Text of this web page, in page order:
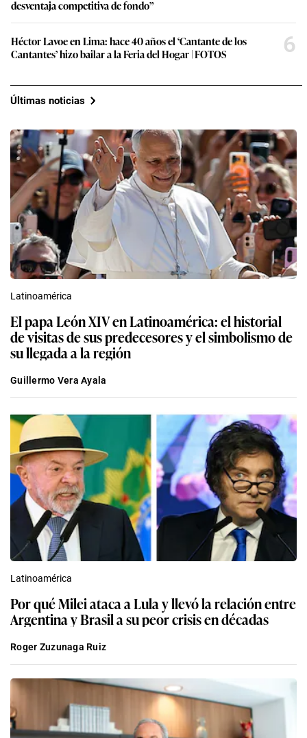
desventaja competitiva de fondo”
Héctor Lavoe en Lima: hace 40 años el ‘Cantante de los
Cantantes’ hizo bailar a la Feria del Hogar | FOTOS
6
Últimas noticias
Latinoamérica
El papa León XIV en Latinoamérica: el historial
de visitas de sus predecesores y el simbolismo de
su llegada a la región
Guillermo Vera Ayala
Latinoamérica
Por qué Milei ataca a Lula y llevó la relación entre
Argentina y Brasil a su peor crisis en décadas
Roger Zuzunaga Ruiz